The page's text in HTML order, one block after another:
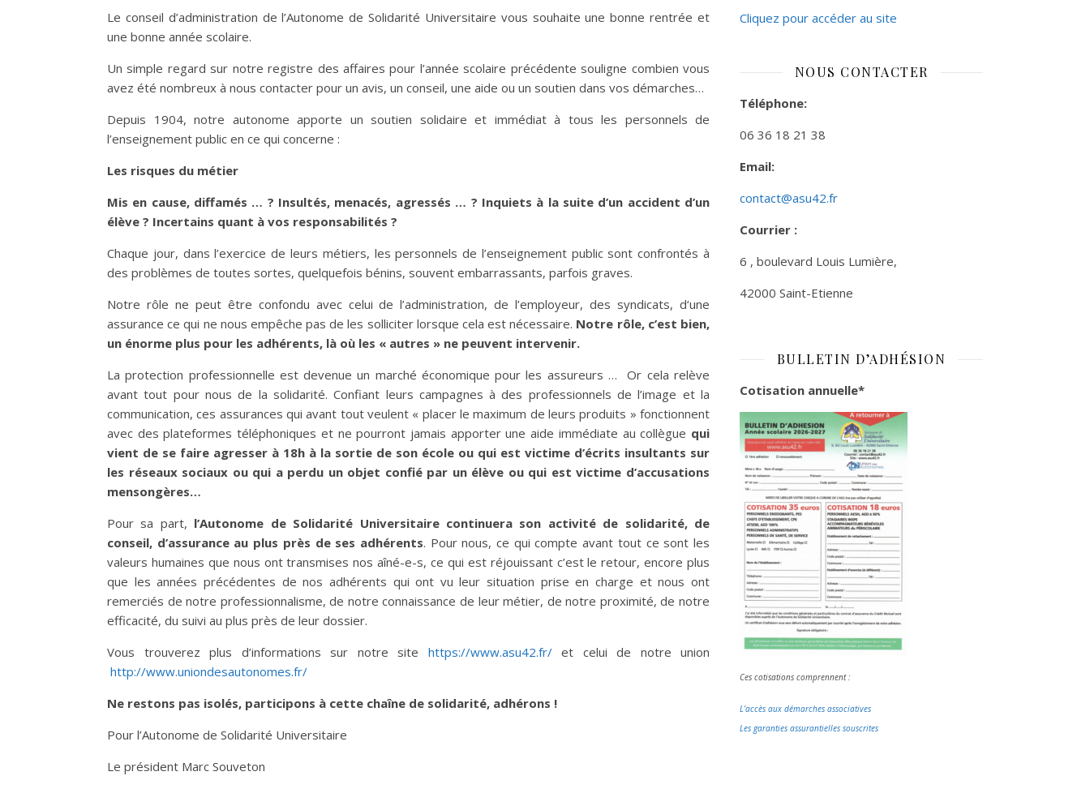
Le conseil d’administration de l’Autonome de Solidarité Universitaire vous souhaite une bonne rentrée et
une bonne année scolaire.
Un simple regard sur notre registre des affaires pour l’année scolaire précédente souligne combien vous
avez été nombreux à nous contacter pour un avis, un conseil, une aide ou un soutien dans vos démarches…
Depuis 1904, notre autonome apporte un soutien solidaire et immédiat à tous les personnels de
l’enseignement public en ce qui concerne :
Les risques du métier
Mis en cause, diffamés … ? Insultés, menacés, agressés … ? Inquiets à la suite d’un accident d’un
élève ? Incertains quant à vos responsabilités ?
Chaque jour, dans l’exercice de leurs métiers, les personnels de l’enseignement public sont confrontés à
des problèmes de toutes sortes, quelquefois bénins, souvent embarrassants, parfois graves.
Notre rôle ne peut être confondu avec celui de l’administration, de l’employeur, des syndicats, d‘une
assurance ce qui ne nous empêche pas de les solliciter lorsque cela est nécessaire. Notre rôle, c’est bien,
un énorme plus pour les adhérents, là où les « autres » ne peuvent intervenir.
La protection professionnelle est devenue un marché économique pour les assureurs … Or cela relève
avant tout pour nous de la solidarité. Confiant leurs campagnes à des professionnels de l’image et la
communication, ces assurances qui avant tout veulent « placer le maximum de leurs produits » fonctionnent
avec des plateformes téléphoniques et ne pourront jamais apporter une aide immédiate au collègue qui
vient de se faire agresser à 18h à la sortie de son école ou qui est victime d’écrits insultants sur
les réseaux sociaux ou qui a perdu un objet confié par un élève ou qui est victime d’accusations
mensongères…
Pour sa part, l’Autonome de Solidarité Universitaire continuera son activité de solidarité, de
conseil, d’assurance au plus près de ses adhérents. Pour nous, ce qui compte avant tout ce sont les
valeurs humaines que nous ont transmises nos aîné-e-s, ce qui est réjouissant c’est le retour, encore plus
que les années précédentes de nos adhérents qui ont vu leur situation prise en charge et nous ont
remerciés de notre professionnalisme, de notre connaissance de leur métier, de notre proximité, de notre
efficacité, du suivi au plus près de leur dossier.
Vous trouverez plus d’informations sur notre site https://www.asu42.fr/ et celui de notre union
http://www.uniondesautonomes.fr/
Ne restons pas isolés, participons à cette chaîne de solidarité, adhérons !
Pour l’Autonome de Solidarité Universitaire
Le président Marc Souveton
Cliquez pour accéder au site
NOUS CONTACTER
Téléphone:
06 36 18 21 38
Email:
contact@asu42.fr
Courrier :
6 , boulevard Louis Lumière,
42000 Saint-Etienne
BULLETIN D’ADHÉSION
Cotisation annuelle*
Ces cotisations comprennent :
L’accès aux démarches associatives
Les garanties assurantielles souscrites